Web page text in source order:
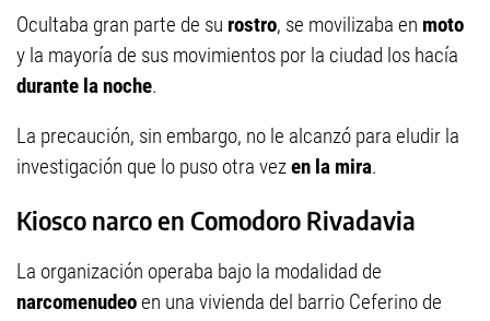
Ocultaba gran parte de su rostro, se movilizaba en moto
y la mayoría de sus movimientos por la ciudad los hacía
durante la noche.
La precaución, sin embargo, no le alcanzó para eludir la
investigación que lo puso otra vezen la mira.
Kiosco narco en Comodoro Rivadavia
La organización operaba bajo la modalidad de
narcomenudeoen una vivienda del barrio Ceferino de